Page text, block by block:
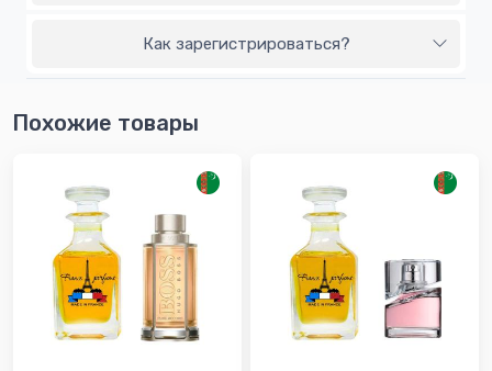
Как зарегистрироваться?
Похожие товары